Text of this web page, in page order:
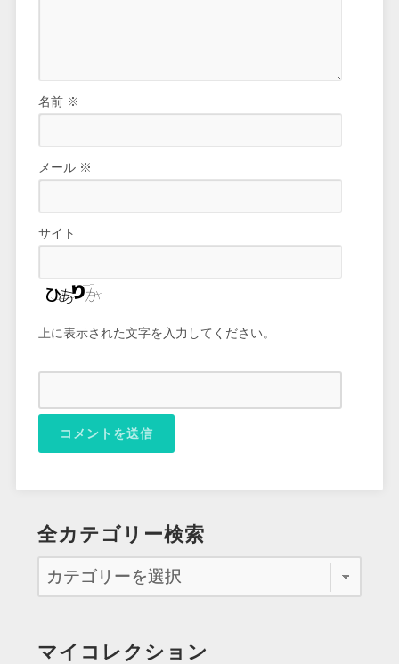
名前 ※
メール ※
サイト
上に表示された文字を入力してください。
全カテゴリー検索
マイコレクション